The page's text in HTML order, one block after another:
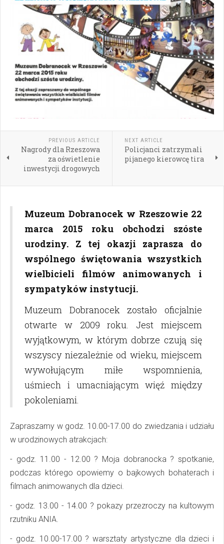
PREVIOUS ARTICLE
Nagrody dla Rzeszowa
za oświetlenie
inwestycji drogowych
NEXT ARTICLE
Policjanci zatrzymali
pijanego kierowcę tira
Muzeum Dobranocek w Rzeszowie 22
marca 2015 roku obchodzi szóste
urodziny. Z tej okazji zaprasza do
wspólnego świętowania wszystkich
wielbicieli filmów animowanych i
sympatyków instytucji.
Muzeum Dobranocek zostało oficjalnie
otwarte w 2009 roku. Jest miejscem
wyjątkowym, w którym dobrze czują się
wszyscy niezależnie od wieku, miejscem
wywołującym miłe wspomnienia,
uśmiech i umacniającym więź między
pokoleniami.
Zapraszamy w godz. 10.00-17.00 do zwiedzania i udziału
w urodzinowych atrakcjach:
- godz. 11.00 - 12.00 ? Moja dobranocka ? spotkanie,
podczas którego opowiemy o bajkowych bohaterach i
filmach animowanych dla dzieci.
- godz. 13.00 - 14.00 ? pokazy przezroczy na kultowym
rzutniku ANIA.
- godz. 10.00-17.00 ? warsztaty artystyczne dla dzieci i